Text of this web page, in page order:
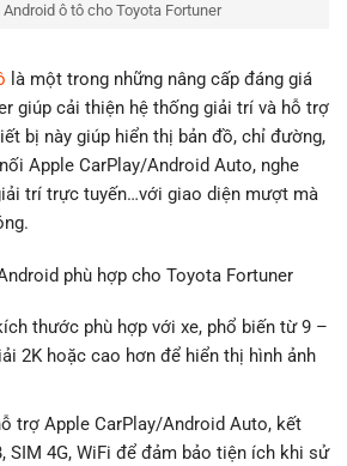
ô tô cho Toyota Fortuner
là một trong những nâng cấp đáng giá
giúp cải thiện hệ thống giải trí và hỗ trợ
bị này giúp hiển thị bản đồ, chỉ đường,
Apple CarPlay/Android Auto, nghe
trí trực tuyến…với giao diện mượt mà
phù hợp cho Toyota Fortuner
thước phù hợp với xe, phổ biến từ 9 –
2K hoặc cao hơn để hiển thị hình ảnh
trợ Apple CarPlay/Android Auto, kết
SIM 4G, WiFi để đảm bảo tiện ích khi sử